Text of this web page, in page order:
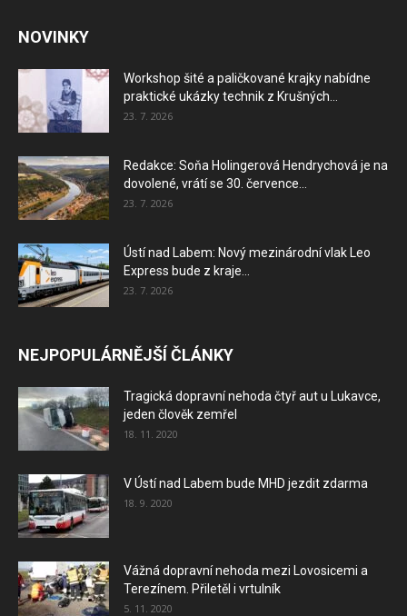
NOVINKY
Workshop šité a paličkované krajky nabídne
praktické ukázky technik z Krušných...
23. 7. 2026
Redakce: Soňa Holingerová Hendrychová je na
dovolené, vrátí se 30. července...
23. 7. 2026
Ústí nad Labem: Nový mezinárodní vlak Leo
Express bude z kraje...
23. 7. 2026
NEJPOPULÁRNĚJŠÍ ČLÁNKY
Tragická dopravní nehoda čtyř aut u Lukavce,
jeden člověk zemřel
18. 11. 2020
V Ústí nad Labem bude MHD jezdit zdarma
18. 9. 2020
Vážná dopravní nehoda mezi Lovosicemi a
Terezínem. Přiletěl i vrtulník
5. 11. 2020